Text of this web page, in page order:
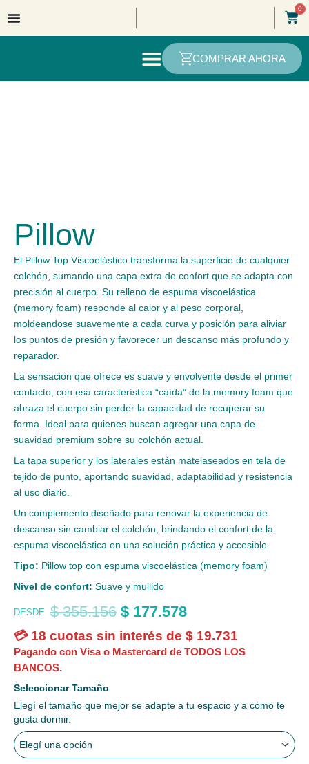
0
COMPRAR AHORA
Pillow
El Pillow Top Viscoelástico transforma la superficie de cualquier
colchón, sumando una capa extra de confort que se adapta con
precisión al cuerpo. Su relleno de espuma viscoelástica
(memory foam) responde al calor y al peso corporal,
moldeandose suavemente a cada curva y posición para aliviar
los puntos de presión y favorecer un descanso más profundo y
reparador.
La sensación que ofrece es suave y envolvente desde el primer
contacto, con esa característica “caída” de la memory foam que
abraza el cuerpo sin perder la capacidad de recuperar su
forma. Ideal para quienes buscan agregar una capa de
suavidad premium sobre su colchón actual.
La tapa superior y los laterales están matelaseados en tela de
tejido de punto, aportando suavidad, adaptabilidad y resistencia
al uso diario.
Un complemento diseñado para renovar la experiencia de
descanso sin cambiar el colchón, brindando el confort de la
espuma viscoelástica en una solución práctica y accesible.
Tipo: Pillow top con espuma viscoelástica (memory foam)
Nivel de confort: Suave y mullido
DESDE $355.156 $ 177.578
💳 18 cuotas sin interés de $ 19.731
Pagando con Visa o Mastercard de TODOS LOS
BANCOS.
Seleccionar Tamaño
Elegí el tamaño que mejor se adapte a tu espacio y a cómo te
gusta dormir.
Pillow